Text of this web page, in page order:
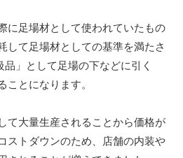
に足場材として使われていたもの
して足場材としての基準を満たさ
」として足場の下などに引く
ことになります。
て大量生産されることから価格が
ストダウンのため、店舗の内装や